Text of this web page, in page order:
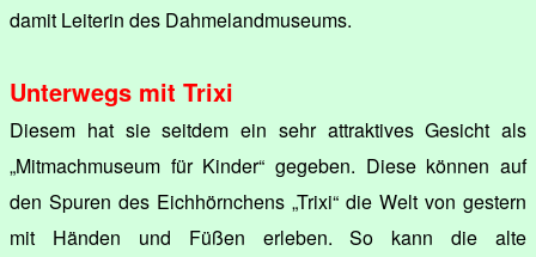
damit Leiterin des Dahmelandmuseums.
Unterwegs mit Trixi
Diesem hat sie seitdem ein sehr attraktives Gesicht als
„Mitmachmuseum für Kinder“ gegeben. Diese können auf
den Spuren des Eichhörnchens „Trixi“ die Welt von gestern
mit Händen und Füßen erleben. So kann die alte